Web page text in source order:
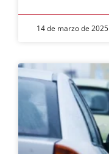
14 de marzo de 2025